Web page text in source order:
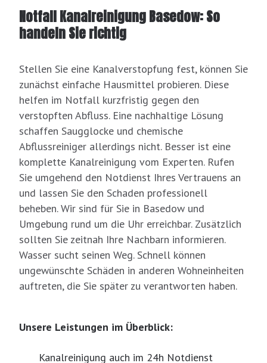
Notfall Kanalreinigung Basedow: So
handeln Sie richtig
Stellen Sie eine Kanalverstopfung fest, können Sie
zunächst einfache Hausmittel probieren. Diese
helfen im Notfall kurzfristig gegen den
verstopften Abfluss. Eine nachhaltige Lösung
schaffen Saugglocke und chemische
Abflussreiniger allerdings nicht. Besser ist eine
komplette Kanalreinigung vom Experten. Rufen
Sie umgehend den Notdienst Ihres Vertrauens an
und lassen Sie den Schaden professionell
beheben. Wir sind für Sie in Basedow und
Umgebung rund um die Uhr erreichbar. Zusätzlich
sollten Sie zeitnah Ihre Nachbarn informieren.
Wasser sucht seinen Weg. Schnell können
ungewünschte Schäden in anderen Wohneinheiten
auftreten, die Sie später zu verantworten haben.
Unsere Leistungen im Überblick:
Kanalreinigung auch im 24h Notdienst